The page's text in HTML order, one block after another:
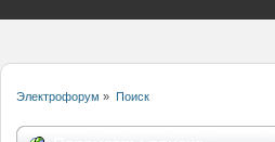
Электрофорум » Поиск